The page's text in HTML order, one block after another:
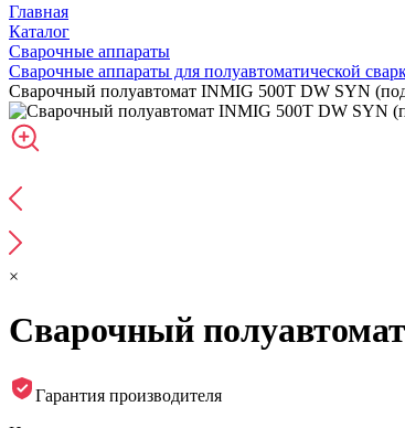
Главная
Каталог
Сварочные аппараты
Сварочные аппараты для полуавтоматической
Сварочный полуавтомат INMIG 500T DW SYN
×
Сварочный
Гарантия производителя